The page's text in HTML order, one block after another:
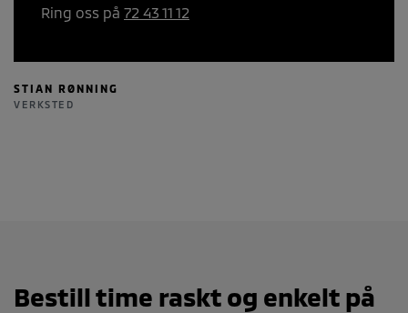
Ring oss på 72 43 11 12
STIAN RØNNING
VERKSTED
Bestill time raskt og enkelt på